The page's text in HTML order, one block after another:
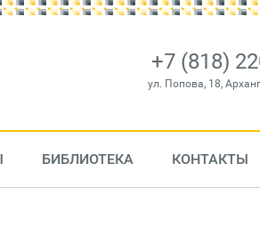
+7 (818)
ул. Попова, 18,
БИБЛИОТЕКА КОНТАКТЫ